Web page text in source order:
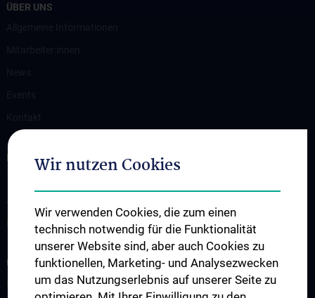
ÜBER UNS
INFORMATIONEN FÜR PATIENT:INNEN
Erkrankungen & Behandlungsspektrum
UNSERE ABTEILUNGEN
Klinische Abteilung für Allgemeine Hals-, Nasen- und
Wir nutzen Cookies
Wir verwenden Cookies, die zum einen
technisch notwendig für die Funktionalität
unserer Website sind, aber auch Cookies zu
funktionellen, Marketing- und Analysezwecken
um das Nutzungserlebnis auf unserer Seite zu